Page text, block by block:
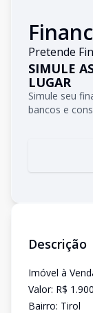
Pretende
SIMULE
LUGAR
Simule seu
bancos e
Descrição
Imóvel à
Valor: R$
Bairro: Tirol